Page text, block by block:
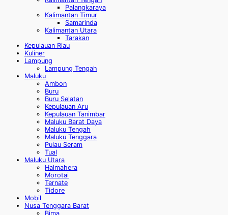
Palangkaraya
Kalimantan Timur
Samarinda
Kalimantan Utara
Tarakan
Kepulauan Riau
Kuliner
Lampung
Lampung Tengah
Maluku
Ambon
Buru
Buru Selatan
Kepulauan Aru
Kepulauan Tanimbar
Maluku Barat Daya
Maluku Tengah
Maluku Tenggara
Pulau Seram
Tual
Maluku Utara
Halmahera
Morotai
Ternate
Tidore
Mobil
Nusa Tenggara Barat
Bima